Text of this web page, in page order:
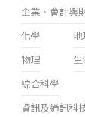
企業、會計與
化學
物理
綜合科學
資訊及通訊科